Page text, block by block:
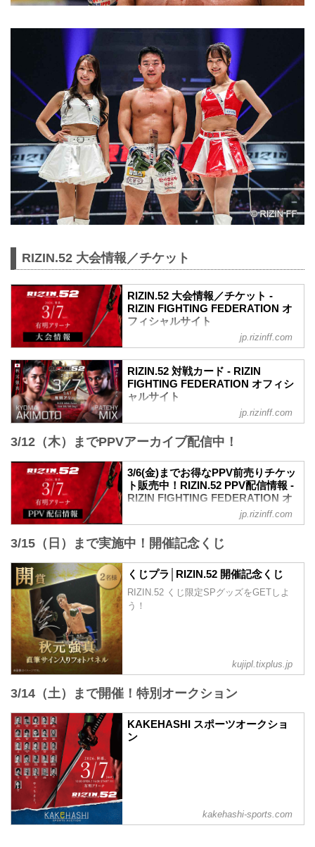
RIZIN.52 大会情報／チケット
RIZIN.52 大会情報／チケット -
RIZIN FIGHTING FEDERATION オ
フィシャルサイト
【Trailer】RIZIN.52 | 秋元強真 vs. パッチ
ー・ミックス etc.
youtu.be
2026年3月7日（土）12:30開場／14:00開
始
会場
有明アリーナ
TOKYO ARIAKE ARENA｜「東京有明ア
リーナ」オフィシャルサイト
東京有明アリーナ(TOKYO ARIAKE
ARENA INC.)のオフィシャルサイトで
す。東京の文化とグローバルなエンタテ
TOKYOベイエリアへ。...
jp.rizinff.com
RIZIN.52 対戦カード - RIZIN
FIGHTING FEDERATION オフィシ
ャルサイト
クス
秋元強真 vs. パッチー・ミックス
第11試合／ルイス・グスタボ vs. 桜庭大
世
RIZIN MMAルール：5分3R（71.0kg）
ルイス・グスタボ vs. 桜庭大世
第10試合／高木凌 vs. 木村柊也
RIZIN MMAルール：5分3R（66.0kg）
高木凌 vs. 木村柊也
第9試合／ビクター・コレスニック vs. 武
田光司
RIZIN MMAルール：5分 3R（71...
jp.rizinff.com
3/12（木）までPPVアーカイブ配信中！
3/6(金)までお得なPPV前売りチケッ
ト販売中！RIZIN.52 PPV配信情報 -
RIZIN FIGHTING FEDERATION オ
（金）12時よりRIZIN 100 CLUB、RIZIN
ートしたぞ！（※スカパー！は2/17(火)販
売開始）
お得なPPV前売りチケットは、大会前日
の3月6日（金）23:59まで販売！
全試合リアルタイムで視聴しよう！
PPV販売スケジュール一覧
配信日時 料金 配信媒体 アーカ...
jp.rizinff.com
3/15（日）まで実施中！開催記念くじ
くじプラ│RIZIN.52 開催記念くじ
RIZIN.52 くじ限定SPグッズをGETしよ
う！
kujipl.tixplus.jp
3/14（土）まで開催！特別オークション
KAKEHASHI スポーツオークショ
ン
kakehashi-sports.com